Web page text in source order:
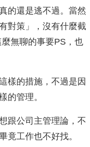
的還是逃不過。當然
對策」，沒有什麼截
無聊的事要PS，也
樣的措施，不過是因
的管理。
跟公司主管理論，不
竟工作也不好找。